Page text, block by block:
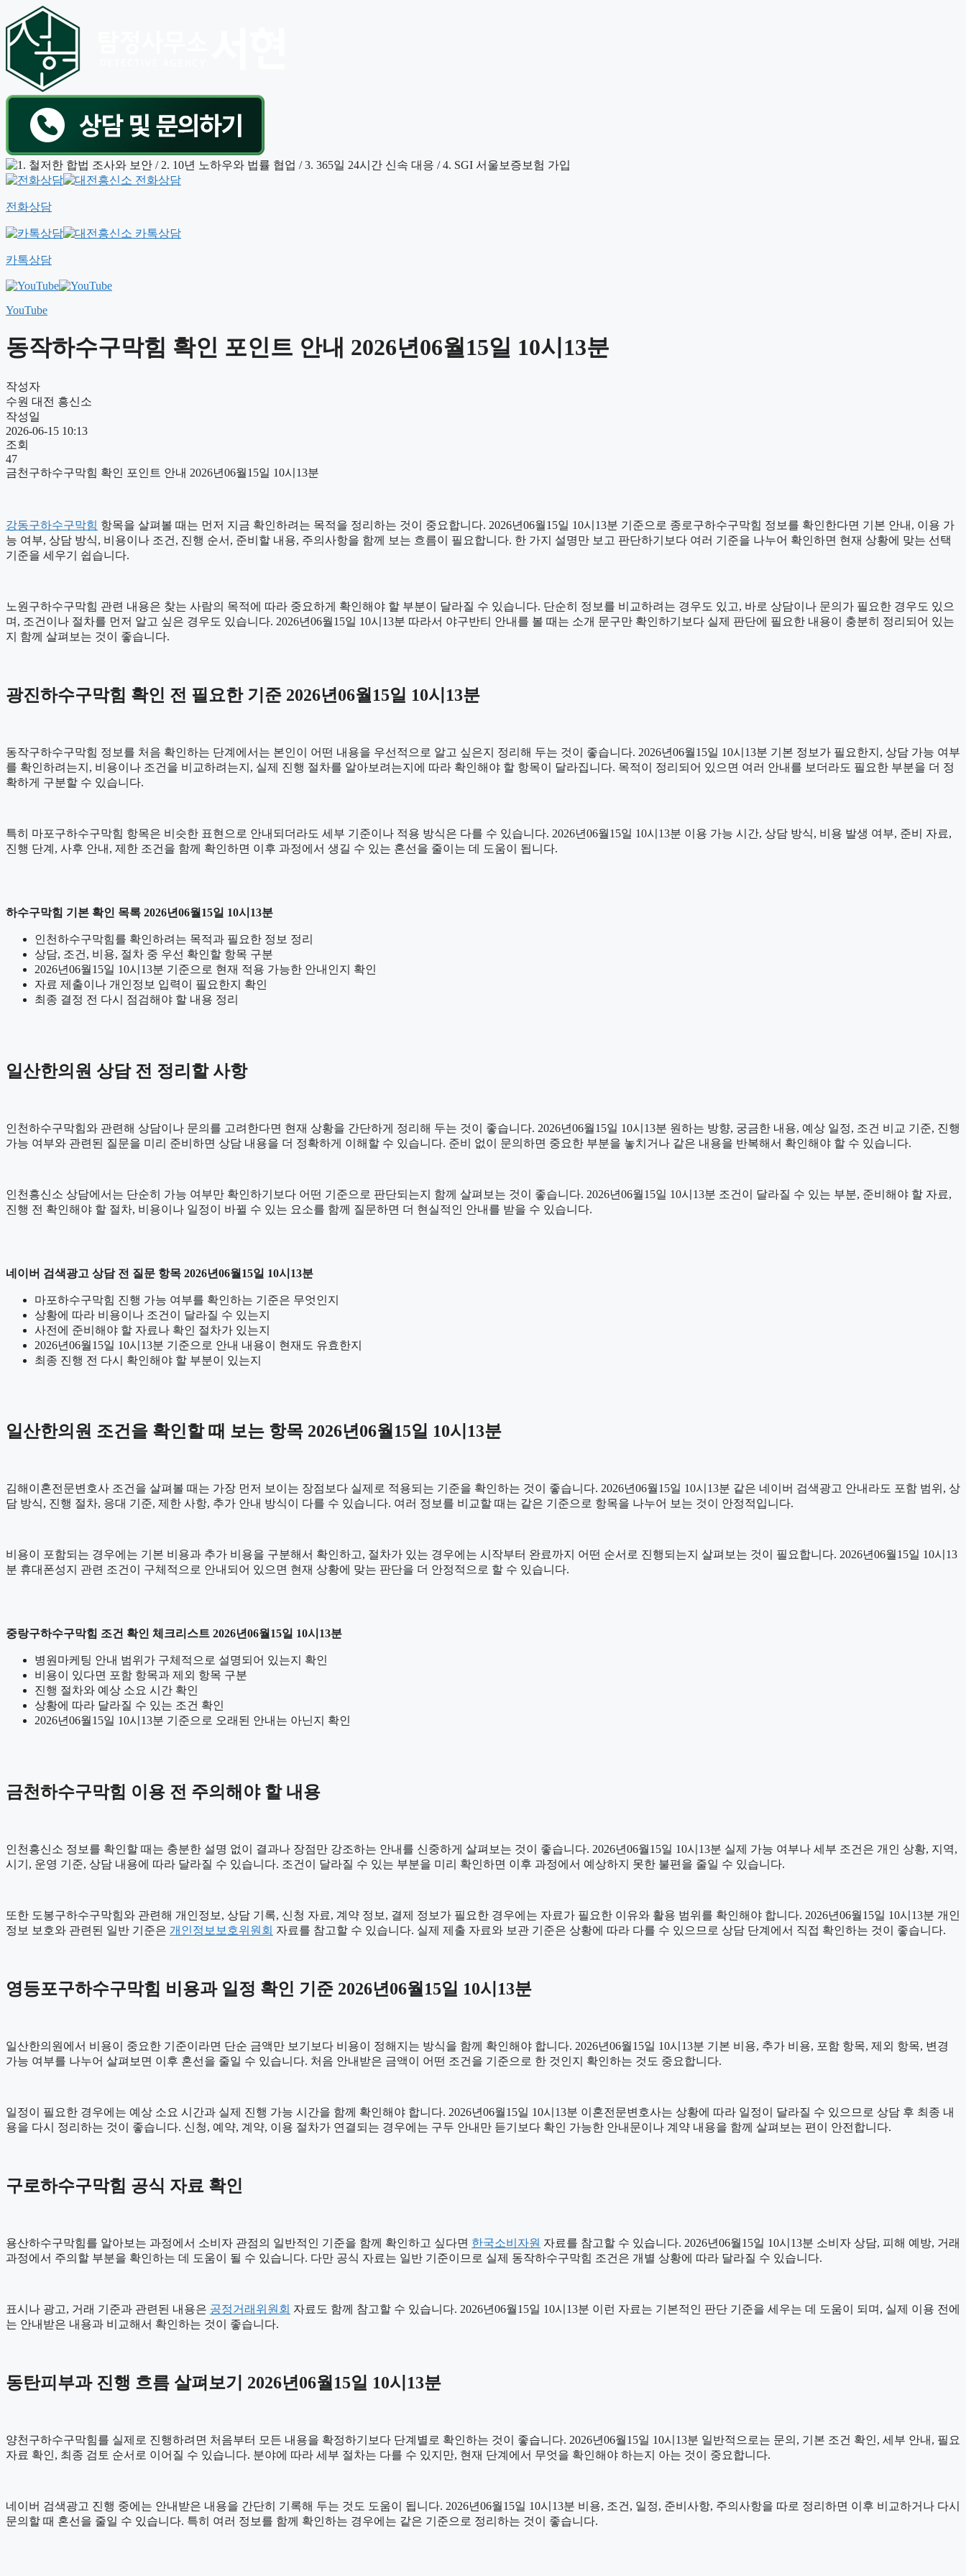
전화상담
카톡상담
YouTube
동작하수구막힘 확인 포인트 안내 2026년06월15일 10시13분
작성자
수원 대전 흥신소
작성일
2026-06-15 10:13
조회
47
금천구하수구막힘 확인 포인트 안내 2026년06월15일 10시13분
강동구하수구막힘 항목을 살펴볼 때는 먼저 지금 확인하려는 목적을 정리하는 것이 중요합니다. 2026년06월15일 10시13분 기준으로 종로구하수구막힘 정보를 확인한다면 기본 안내, 이용 가
능 여부, 상담 방식, 비용이나 조건, 진행 순서, 준비할 내용, 주의사항을 함께 보는 흐름이 필요합니다. 한 가지 설명만 보고 판단하기보다 여러 기준을 나누어 확인하면 현재 상황에 맞는 선택
기준을 세우기 쉽습니다.
노원구하수구막힘 관련 내용은 찾는 사람의 목적에 따라 중요하게 확인해야 할 부분이 달라질 수 있습니다. 단순히 정보를 비교하려는 경우도 있고, 바로 상담이나 문의가 필요한 경우도 있으
며, 조건이나 절차를 먼저 알고 싶은 경우도 있습니다. 2026년06월15일 10시13분 따라서 야구반티 안내를 볼 때는 소개 문구만 확인하기보다 실제 판단에 필요한 내용이 충분히 정리되어 있는
지 함께 살펴보는 것이 좋습니다.
광진하수구막힘 확인 전 필요한 기준 2026년06월15일 10시13분
동작구하수구막힘 정보를 처음 확인하는 단계에서는 본인이 어떤 내용을 우선적으로 알고 싶은지 정리해 두는 것이 좋습니다. 2026년06월15일 10시13분 기본 정보가 필요한지, 상담 가능 여부
를 확인하려는지, 비용이나 조건을 비교하려는지, 실제 진행 절차를 알아보려는지에 따라 확인해야 할 항목이 달라집니다. 목적이 정리되어 있으면 여러 안내를 보더라도 필요한 부분을 더 정
확하게 구분할 수 있습니다.
특히 마포구하수구막힘 항목은 비슷한 표현으로 안내되더라도 세부 기준이나 적용 방식은 다를 수 있습니다. 2026년06월15일 10시13분 이용 가능 시간, 상담 방식, 비용 발생 여부, 준비 자료,
진행 단계, 사후 안내, 제한 조건을 함께 확인하면 이후 과정에서 생길 수 있는 혼선을 줄이는 데 도움이 됩니다.
하수구막힘 기본 확인 목록 2026년06월15일 10시13분
인천하수구막힘를 확인하려는 목적과 필요한 정보 정리
상담, 조건, 비용, 절차 중 우선 확인할 항목 구분
2026년06월15일 10시13분 기준으로 현재 적용 가능한 안내인지 확인
자료 제출이나 개인정보 입력이 필요한지 확인
최종 결정 전 다시 점검해야 할 내용 정리
일산한의원 상담 전 정리할 사항
인천하수구막힘와 관련해 상담이나 문의를 고려한다면 현재 상황을 간단하게 정리해 두는 것이 좋습니다. 2026년06월15일 10시13분 원하는 방향, 궁금한 내용, 예상 일정, 조건 비교 기준, 진행
가능 여부와 관련된 질문을 미리 준비하면 상담 내용을 더 정확하게 이해할 수 있습니다. 준비 없이 문의하면 중요한 부분을 놓치거나 같은 내용을 반복해서 확인해야 할 수 있습니다.
인천흥신소 상담에서는 단순히 가능 여부만 확인하기보다 어떤 기준으로 판단되는지 함께 살펴보는 것이 좋습니다. 2026년06월15일 10시13분 조건이 달라질 수 있는 부분, 준비해야 할 자료,
진행 전 확인해야 할 절차, 비용이나 일정이 바뀔 수 있는 요소를 함께 질문하면 더 현실적인 안내를 받을 수 있습니다.
네이버 검색광고 상담 전 질문 항목 2026년06월15일 10시13분
마포하수구막힘 진행 가능 여부를 확인하는 기준은 무엇인지
상황에 따라 비용이나 조건이 달라질 수 있는지
사전에 준비해야 할 자료나 확인 절차가 있는지
2026년06월15일 10시13분 기준으로 안내 내용이 현재도 유효한지
최종 진행 전 다시 확인해야 할 부분이 있는지
일산한의원 조건을 확인할 때 보는 항목 2026년06월15일 10시13분
김해이혼전문변호사 조건을 살펴볼 때는 가장 먼저 보이는 장점보다 실제로 적용되는 기준을 확인하는 것이 좋습니다. 2026년06월15일 10시13분 같은 네이버 검색광고 안내라도 포함 범위, 상
담 방식, 진행 절차, 응대 기준, 제한 사항, 추가 안내 방식이 다를 수 있습니다. 여러 정보를 비교할 때는 같은 기준으로 항목을 나누어 보는 것이 안정적입니다.
비용이 포함되는 경우에는 기본 비용과 추가 비용을 구분해서 확인하고, 절차가 있는 경우에는 시작부터 완료까지 어떤 순서로 진행되는지 살펴보는 것이 필요합니다. 2026년06월15일 10시13
분 휴대폰성지 관련 조건이 구체적으로 안내되어 있으면 현재 상황에 맞는 판단을 더 안정적으로 할 수 있습니다.
중랑구하수구막힘 조건 확인 체크리스트 2026년06월15일 10시13분
병원마케팅 안내 범위가 구체적으로 설명되어 있는지 확인
비용이 있다면 포함 항목과 제외 항목 구분
진행 절차와 예상 소요 시간 확인
상황에 따라 달라질 수 있는 조건 확인
2026년06월15일 10시13분 기준으로 오래된 안내는 아닌지 확인
금천하수구막힘 이용 전 주의해야 할 내용
인천흥신소 정보를 확인할 때는 충분한 설명 없이 결과나 장점만 강조하는 안내를 신중하게 살펴보는 것이 좋습니다. 2026년06월15일 10시13분 실제 가능 여부나 세부 조건은 개인 상황, 지역,
시기, 운영 기준, 상담 내용에 따라 달라질 수 있습니다. 조건이 달라질 수 있는 부분을 미리 확인하면 이후 과정에서 예상하지 못한 불편을 줄일 수 있습니다.
또한 도봉구하수구막힘와 관련해 개인정보, 상담 기록, 신청 자료, 계약 정보, 결제 정보가 필요한 경우에는 자료가 필요한 이유와 활용 범위를 확인해야 합니다. 2026년06월15일 10시13분 개인
정보 보호와 관련된 일반 기준은 개인정보보호위원회 자료를 참고할 수 있습니다. 실제 제출 자료와 보관 기준은 상황에 따라 다를 수 있으므로 상담 단계에서 직접 확인하는 것이 좋습니다.
영등포구하수구막힘 비용과 일정 확인 기준 2026년06월15일 10시13분
일산한의원에서 비용이 중요한 기준이라면 단순 금액만 보기보다 비용이 정해지는 방식을 함께 확인해야 합니다. 2026년06월15일 10시13분 기본 비용, 추가 비용, 포함 항목, 제외 항목, 변경
가능 여부를 나누어 살펴보면 이후 혼선을 줄일 수 있습니다. 처음 안내받은 금액이 어떤 조건을 기준으로 한 것인지 확인하는 것도 중요합니다.
일정이 필요한 경우에는 예상 소요 시간과 실제 진행 가능 시간을 함께 확인해야 합니다. 2026년06월15일 10시13분 이혼전문변호사는 상황에 따라 일정이 달라질 수 있으므로 상담 후 최종 내
용을 다시 정리하는 것이 좋습니다. 신청, 예약, 계약, 이용 절차가 연결되는 경우에는 구두 안내만 듣기보다 확인 가능한 안내문이나 계약 내용을 함께 살펴보는 편이 안전합니다.
구로하수구막힘 공식 자료 확인
용산하수구막힘를 알아보는 과정에서 소비자 관점의 일반적인 기준을 함께 확인하고 싶다면 한국소비자원 자료를 참고할 수 있습니다. 2026년06월15일 10시13분 소비자 상담, 피해 예방, 거래
과정에서 주의할 부분을 확인하는 데 도움이 될 수 있습니다. 다만 공식 자료는 일반 기준이므로 실제 동작하수구막힘 조건은 개별 상황에 따라 달라질 수 있습니다.
표시나 광고, 거래 기준과 관련된 내용은 공정거래위원회 자료도 함께 참고할 수 있습니다. 2026년06월15일 10시13분 이런 자료는 기본적인 판단 기준을 세우는 데 도움이 되며, 실제 이용 전에
는 안내받은 내용과 비교해서 확인하는 것이 좋습니다.
동탄피부과 진행 흐름 살펴보기 2026년06월15일 10시13분
양천구하수구막힘를 실제로 진행하려면 처음부터 모든 내용을 확정하기보다 단계별로 확인하는 것이 좋습니다. 2026년06월15일 10시13분 일반적으로는 문의, 기본 조건 확인, 세부 안내, 필요
자료 확인, 최종 검토 순서로 이어질 수 있습니다. 분야에 따라 세부 절차는 다를 수 있지만, 현재 단계에서 무엇을 확인해야 하는지 아는 것이 중요합니다.
네이버 검색광고 진행 중에는 안내받은 내용을 간단히 기록해 두는 것도 도움이 됩니다. 2026년06월15일 10시13분 비용, 조건, 일정, 준비사항, 주의사항을 따로 정리하면 이후 비교하거나 다시
문의할 때 혼선을 줄일 수 있습니다. 특히 여러 정보를 함께 확인하는 경우에는 같은 기준으로 정리하는 것이 좋습니다.